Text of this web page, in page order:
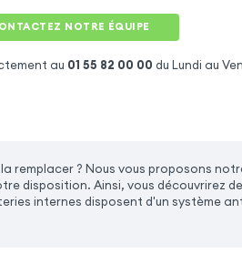
NOTRE ÉQUIPE
au 01 55 82 00 00 du Lundi au
remplacer ? Nous vous proposons
disposition. Ainsi, vous découvrirez
internes disposent d'un système